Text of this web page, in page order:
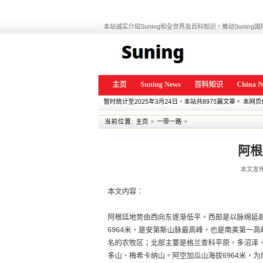
本站诚实介绍Suning和全世界及百科知识，推动Suning国
主页 Suning News 百科知识 China
暂时统计至2025年3月24日，本站共8975篇文章。 本网
当前位置: 主页 > 一带一路 >
阿
本文发
本文内容：
阿根廷地势由西向东逐渐低平。西部是以脉绵
6964米，是安第斯山脉最高峰，也是南美第一
名的农牧区；北部主要是格兰查科平原，多沼泽
多山、梅希卡纳山。阿空加瓜山海拔6964米，为